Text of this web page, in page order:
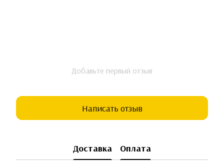
Добавьте первый отзыв
Написать отзыв
Доставка Оплата